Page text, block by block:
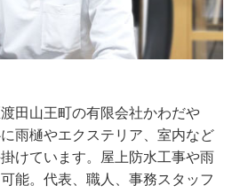
田山王町の有限会社かわだや
雨樋やエクステリア、室内など
けています。屋上防水工事や雨
能。代表、職人、事務スタッフ